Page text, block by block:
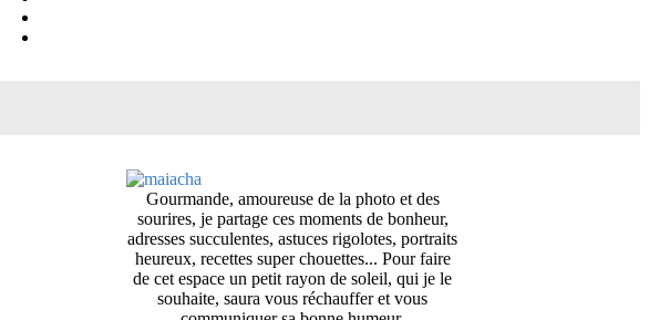
Gourmande, amoureuse de la photo et des
sourires, je partage ces moments de bonheur,
adresses succulentes, astuces rigolotes, portraits
heureux, recettes super chouettes... Pour faire
de cet espace un petit rayon de soleil, qui je le
souhaite, saura vous réchauffer et vous